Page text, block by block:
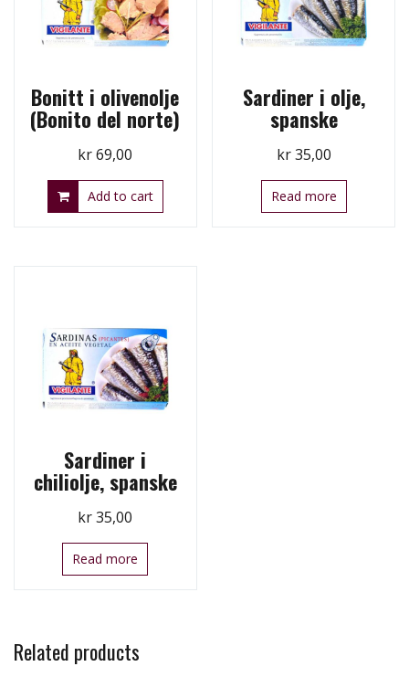
Bonitt i olivenolje
(Bonito del norte)
kr69,00
Add to cart
Sardiner i olje,
spanske
kr35,00
Read more
Sardiner i
chiliolje, spanske
kr35,00
Read more
Related products